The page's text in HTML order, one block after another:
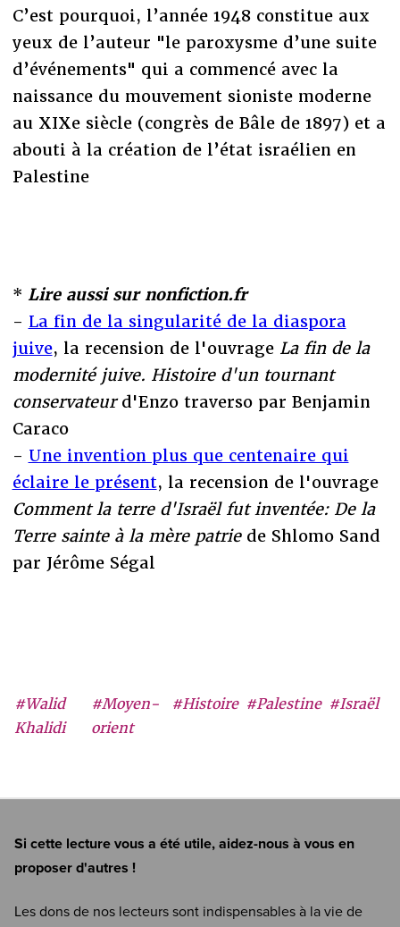
#Walid
Khalidi
#Moyen-
orient
#Histoire #Palestine #Israël
C’est pourquoi, l’année 1948 constitue aux
yeux de l’auteur "le paroxysme d’une suite
d’événements" qui a commencé avec la
naissance du mouvement sioniste moderne
au XIXe siècle (congrès de Bâle de 1897) et a
abouti à la création de l’état israélien en
Palestine
* Lire aussi sur nonfiction.fr
- La fin de la singularité de la diaspora
juive, la recension de l'ouvrage La fin de la
modernité juive. Histoire d'un tournant
conservateurd'Enzo traverso par Benjamin
Caraco
- Une invention plus que centenaire qui
éclaire le présent, la recension de l'ouvrage
Comment la terre d'Israël fut inventée: De la
Terre sainte à la mère patriede Shlomo Sand
par Jérôme Ségal
Si cette lecture vous a été utile, aidez-nous à vous en
proposer d'autres !
Les dons de nos lecteurs sont indispensables à la vie de